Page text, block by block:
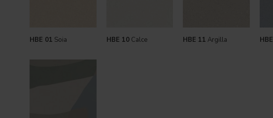
HBE 01 Soia HBE 10Calce HBE 11 Argilla